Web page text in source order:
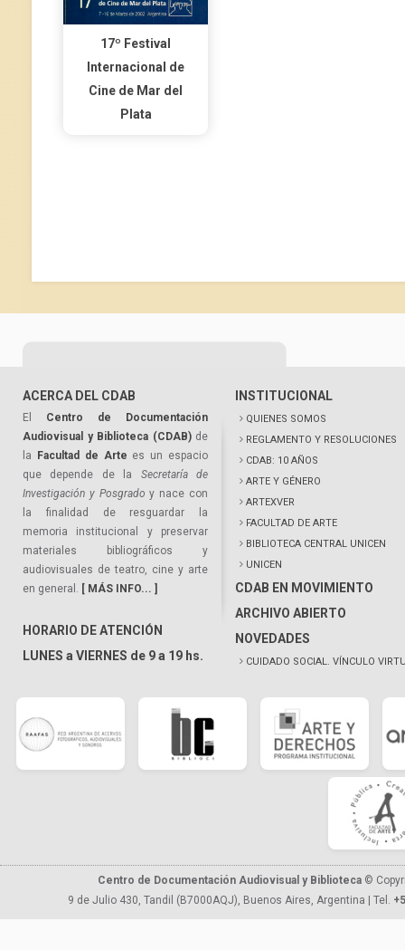
17º Festival
Internacional de
Cine de Mar del
Plata
ACERCA DEL CDAB
El Centro de Documentación
Audiovisual y Biblioteca (CDAB)de
la
Facultad de Arte es un espacio
que depende de la Secretaría de
Investigación y Posgrado y nace con
la finalidad de resguardar la
memoria institucional y preservar
materiales bibliográficos y
audiovisuales de teatro, cine y arte
en general. [ MÁS INFO... ]
HORARIO DE ATENCIÓN
LUNES a VIERNES de 9 a 19 hs.
INSTITUCIONAL
QUIENES SOMOS
REGLAMENTO Y RESOLUCIONES
CDAB: 10 AÑOS
ARTE Y GÉNERO
ARTEXVER
FACULTAD DE ARTE
BIBLIOTECA CENTRAL UNICEN
UNICEN
CDAB EN MOVIMIENTO
ARCHIVO ABIERTO
NOVEDADES
CUIDADO SOCIAL. VÍNCULO
Centro de Documentación Audiovisual y Biblioteca ©
9 de Julio 430, Tandil (B7000AQJ), Buenos Aires, Argentina | Tel.